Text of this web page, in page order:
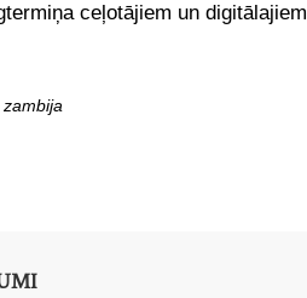
ceļotājiem un digitālajiem
zambija